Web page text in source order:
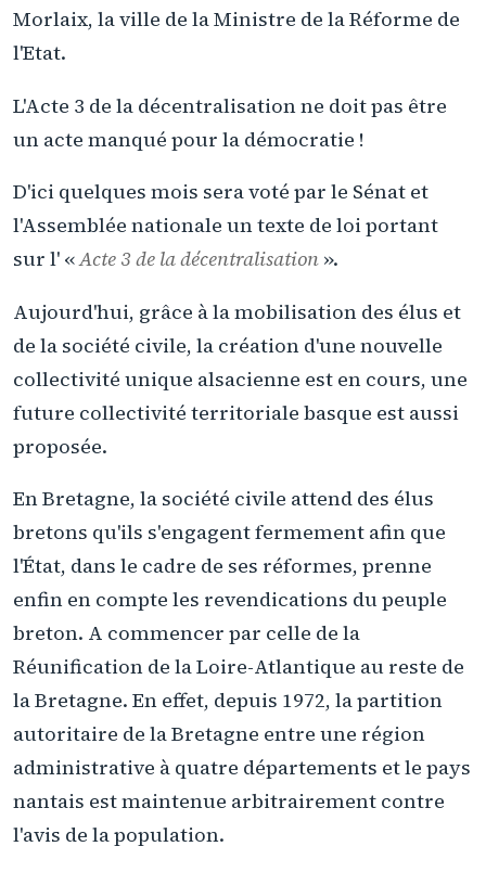
Morlaix, la ville de la Ministre de la Réforme de
l'Etat.
L'Acte 3 de la décentralisation ne doit pas être
un acte manqué pour la démocratie !
D'ici quelques mois sera voté par le Sénat et
l'Assemblée nationale un texte de loi portant
sur l' «Acte 3 de la décentralisation ».
Aujourd'hui, grâce à la mobilisation des élus et
de la société civile, la création d'une nouvelle
collectivité unique alsacienne est en cours, une
future collectivité territoriale basque est aussi
proposée.
En Bretagne, la société civile attend des élus
bretons qu'ils s'engagent fermement afin que
l'État, dans le cadre de ses réformes, prenne
enfin en compte les revendications du peuple
breton. A commencer par celle de la
Réunification de la Loire-Atlantique au reste de
la Bretagne. En effet, depuis 1972, la partition
autoritaire de la Bretagne entre une région
administrative à quatre départements et le pays
nantais est maintenue arbitrairement contre
l'avis de la population.